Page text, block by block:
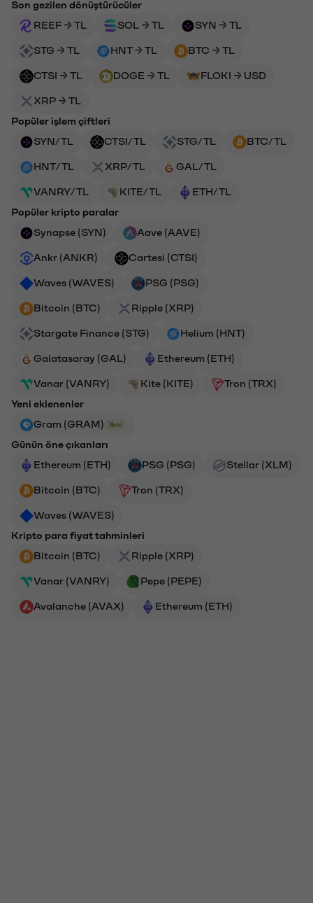
Son gezilen dönüştürücüler
REEF → TL
SOL → TL SYN → TL
STG → TL HNT → TL BTC → TL
CTSI → TL DOGE → TL FLOKI → USD
XRP → TL
Popüler işlem çiftleri
SYN/TL
CTSI/TL STG/TL BTC/TL
HNT/TL XRP/TL GAL/TL
VANRY/TL KITE/TL
ETH/TL
Popüler kripto paralar
Synapse (SYN)
Aave (AAVE)
Ankr (ANKR) Cartesi (CTSI)
Waves (WAVES) PSG (PSG)
Bitcoin (BTC) Ripple (XRP)
Stargate Finance (STG) Helium (HNT)
Galatasaray (GAL) Ethereum (ETH)
Vanar (VANRY) Kite (KITE)
Tron (TRX)
Yeni eklenenler
Gram (GRAM)
Yeni
Günün öne çıkanları
Ethereum (ETH)
PSG (PSG) Stellar (XLM)
Bitcoin (BTC) Tron (TRX)
Waves (WAVES)
Kripto para fiyat tahminleri
Bitcoin (BTC)
Ripple (XRP)
Vanar (VANRY) Pepe (PEPE)
Avalanche (AVAX) Ethereum (ETH)